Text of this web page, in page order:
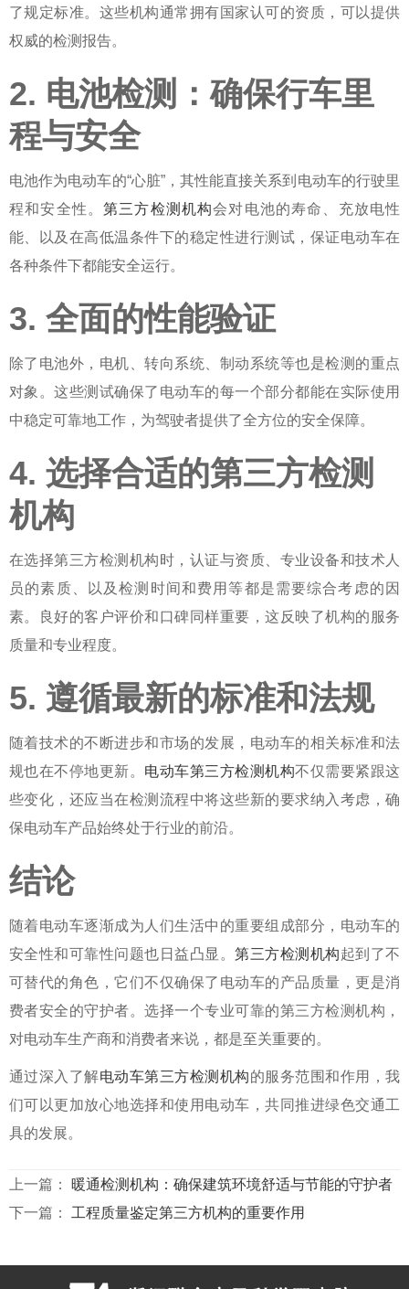
了规定标准。这些机构通常拥有国家认可的资质，可以提供
权威的检测报告。
2. 电池检测：确保行车里
程与安全
电池作为电动车的“心脏”，其性能直接关系到电动车的行驶里
程和安全性。 第三方检测机构会对电池的寿命、充放电性
能、以及在高低温条件下的稳定性进行测试，保证电动车在
各种条件下都能安全运行。
3. 全面的性能验证
除了电池外，电机、转向系统、制动系统等也是检测的重点
对象。这些测试确保了电动车的每一个部分都能在实际使用
中稳定可靠地工作，为驾驶者提供了全方位的安全保障。
4. 选择合适的第三方检测
机构
在选择第三方检测机构时，认证与资质、专业设备和技术人
员的素质、以及检测时间和费用等都是需要综合考虑的因
素。良好的客户评价和口碑同样重要，这反映了机构的服务
质量和专业程度。
5. 遵循最新的标准和法规
随着技术的不断进步和市场的发展，电动车的相关标准和法
规也在不停地更新。 电动车第三方检测机构不仅需要紧跟这
些变化，还应当在检测流程中将这些新的要求纳入考虑，确
保电动车产品始终处于行业的前沿。
结论
随着电动车逐渐成为人们生活中的重要组成部分，电动车的
安全性和可靠性问题也日益凸显。第三方检测机构起到了不
可替代的角色，它们不仅确保了电动车的产品质量，更是消
费者安全的守护者。选择一个专业可靠的第三方检测机构，
对电动车生产商和消费者来说，都是至关重要的。
通过深入了解电动车第三方检测机构的服务范围和作用，我
们可以更加放心地选择和使用电动车，共同推进绿色交通工
具的发展。
上一篇： 暖通检测机构：确保建筑环境舒适与节能的守护者
下一篇： 工程质量鉴定第三方机构的重要作用